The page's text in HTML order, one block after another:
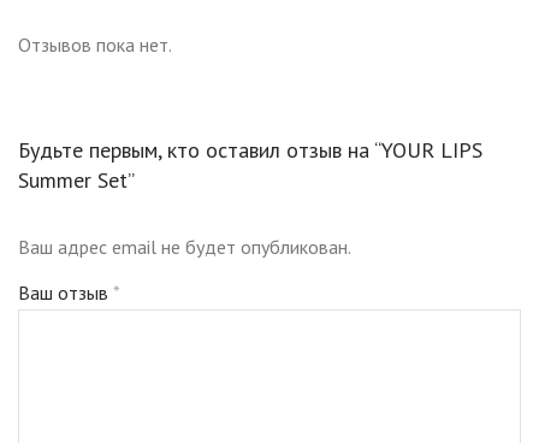
Отзывов пока нет.
Будьте первым, кто оставил отзыв на “YOUR LIPS
Summer Set”
Ваш адрес email не будет опубликован.
Ваш отзыв *